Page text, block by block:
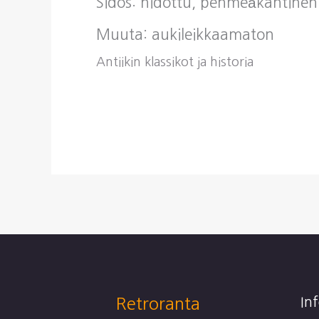
Muuta: aukileikkaamaton
Antiikin klassikot ja historia
Retroranta